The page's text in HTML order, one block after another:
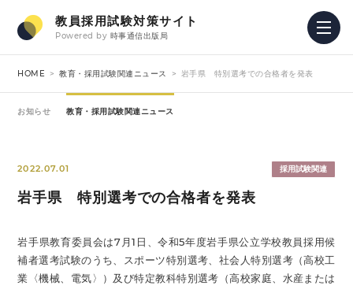
教員採用試験対策サイト
Powered by 時事通信出版局
HOME 教育・採用試験関連ニュース 岩手県 特別選考での合格者を発表
お知らせ 教育・採用試験関連ニュース
2022.07.01 採用試験関連
岩手県 特別選考での合格者を発表
岩手県教育委員会は7月1日、令和5年度岩手県公立学校教員採用候
補者選考試験のうち、スポーツ特別選考、社会人特別選考（高校工
業〈機械、電気〉）及び特定教科特別選考（高校家庭、水産または